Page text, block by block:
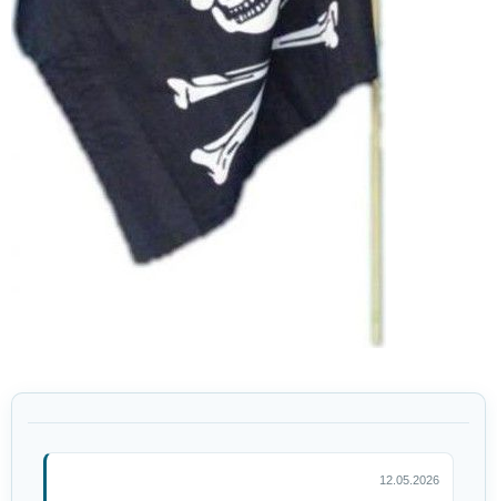
Pirátský set záslepka s
náušnicí
49 Kč
12.05.2026